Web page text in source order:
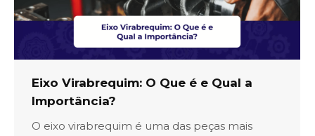
Eixo Virabrequim: O Que é e Qual a
Importância?
O eixo virabrequim é uma das peças mais